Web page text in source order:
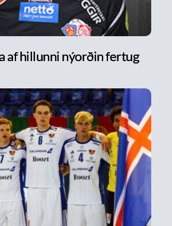
af hillunni nýorðin fertug